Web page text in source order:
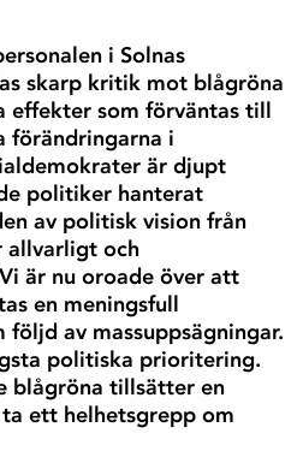
i Solnas
skarp kritik mot blågröna
effekter som förväntas till
förändringarna i
är djupt
politiker hanterat
av politisk vision från
allvarligt och
är nu oroade över att
en meningsfull
av massuppsägningar.
politiska prioritering.
blågröna tillsätter en
ett helhetsgrepp om